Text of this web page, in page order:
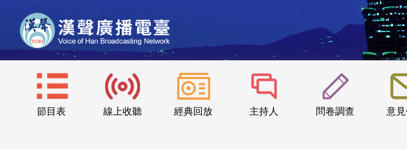
節目表 線上收聽 經典回放 主持人 問卷調查 意